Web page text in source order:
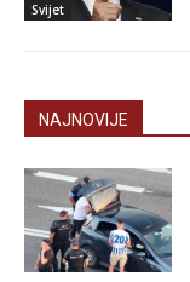
Svijet
NAJNOVIJE